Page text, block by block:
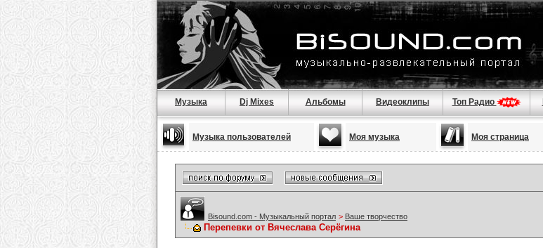
Музыка Dj Mixes Альбомы Видеоклипы Топ Радио
Музыка пользователей Моя музыка Моя страница
Bisound.com - Музыкальный портал > Ваше творчество
Перепевки от Вячеслава Серёгина